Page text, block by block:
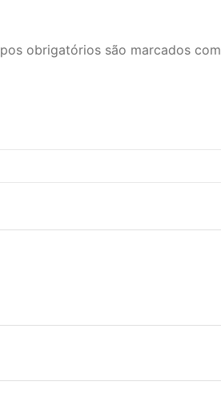
obrigatórios são marcados com